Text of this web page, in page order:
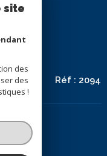
projet de
informations sur les
3
m²
Réf : 2094
site
des
des
!